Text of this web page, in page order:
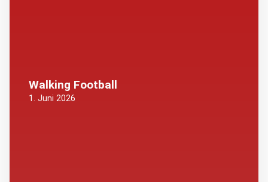
Walking Football
1. Juni 2026